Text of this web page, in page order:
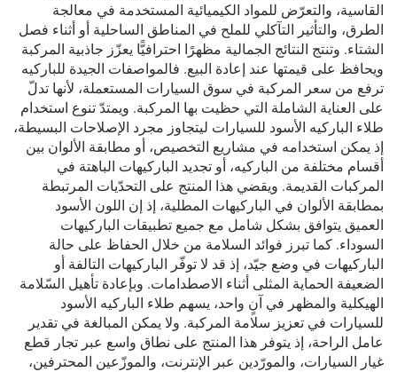
القاسية، والتعرّض للمواد الكيميائية المستخدمة في معالجة
الطرق، والتأثير التآكلي للملح في المناطق الساحلية أو أثناء فصل
الشتاء. وتنتج النتائج الجمالية مظهرًا احترافيًّا يعزّز جاذبية المركبة
ويحافظ على قيمتها عند إعادة البيع. فالمواصفات الجيدة للباركيه
ترفع من سعر المركبة في سوق السيارات المستعملة، لأنها تدلّ
على العناية الشاملة التي حظيت بها المركبة. ويمتدّ تنوع استخدام
طلاء الباركيه الأسود للسيارات ليتجاوز مجرد الإصلاحات البسيطة،
إذ يمكن استخدامه في مشاريع التخصيص، أو مطابقة الألوان بين
أقسام مختلفة من الباركيه، أو تجديد الباركيهات الباهتة في
المركبات القديمة. ويقضي هذا المنتج على التحدّيات المرتبطة
بمطابقة الألوان في الباركيهات المطلية، إذ إن اللون الأسود
العميق يتوافق بشكل شامل مع جميع تطبيقات الباركيهات
السوداء. كما تبرز فوائد السلامة من خلال الحفاظ على حالة
الباركيهات في وضع جيّد، إذ قد لا توفّر الباركيهات التالفة أو
الضعيفة الحماية المثلى أثناء الاصطدامات. وبإعادة تأهيل السّلامة
الهيكلية والمظهر في آنٍ واحد، يسهم طلاء الباركيه الأسود
للسيارات في تعزيز سلامة المركبة. ولا يمكن المبالغة في تقدير
عامل الراحة، إذ يتوفر هذا المنتج على نطاق واسع عبر تجار قطع
غيار السيارات، والمورّدين عبر الإنترنت، والموزّعين المحترفين،